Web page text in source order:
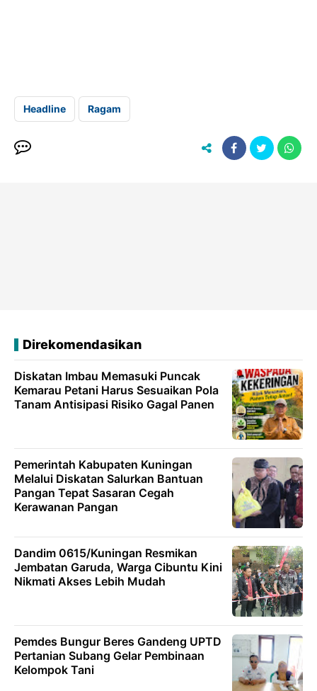
Headline Ragam
Direkomendasikan
Diskatan Imbau Memasuki Puncak
Kemarau Petani Harus Sesuaikan Pola
Tanam Antisipasi Risiko Gagal Panen
Pemerintah Kabupaten Kuningan
Melalui Diskatan Salurkan Bantuan
Pangan Tepat Sasaran Cegah
Kerawanan Pangan
Dandim 0615/Kuningan Resmikan
Jembatan Garuda, Warga Cibuntu Kini
Nikmati Akses Lebih Mudah
Pemdes Bungur Beres Gandeng UPTD
Pertanian Subang Gelar Pembinaan
Kelompok Tani